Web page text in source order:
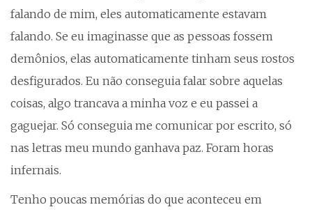
falando de mim, eles automaticamente estavam
falando. Se eu imaginasse que as pessoas fossem
demônios, elas automaticamente tinham seus rostos
desfigurados. Eu não conseguia falar sobre aquelas
coisas, algo trancava a minha voz e eu passei a
gaguejar. Só conseguia me comunicar por escrito, só
nas letras meu mundo ganhava paz. Foram horas
infernais.
Tenho poucas memórias do que aconteceu em